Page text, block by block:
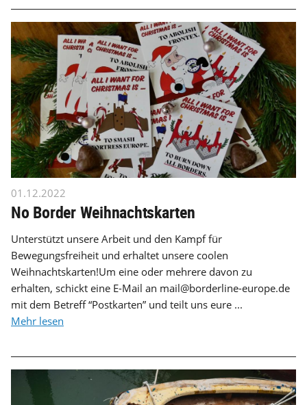
01.12.2022
No Border Weihnachtskarten
Unterstützt unsere Arbeit und den Kampf für
Bewegungsfreiheit und erhaltet unsere coolen
Weihnachtskarten!Um eine oder mehrere davon zu
erhalten, schickt eine E-Mail an mail@borderline-europe.de
mit dem Betreff “Postkarten” und teilt uns eure ...
Mehr lesen